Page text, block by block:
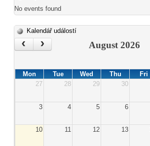
No events found
Kalendář událostí
‹ › August 2026
Mon Tue Wed Thu Fri
27
28 29 30
3 4 5 6
10 11 12 13